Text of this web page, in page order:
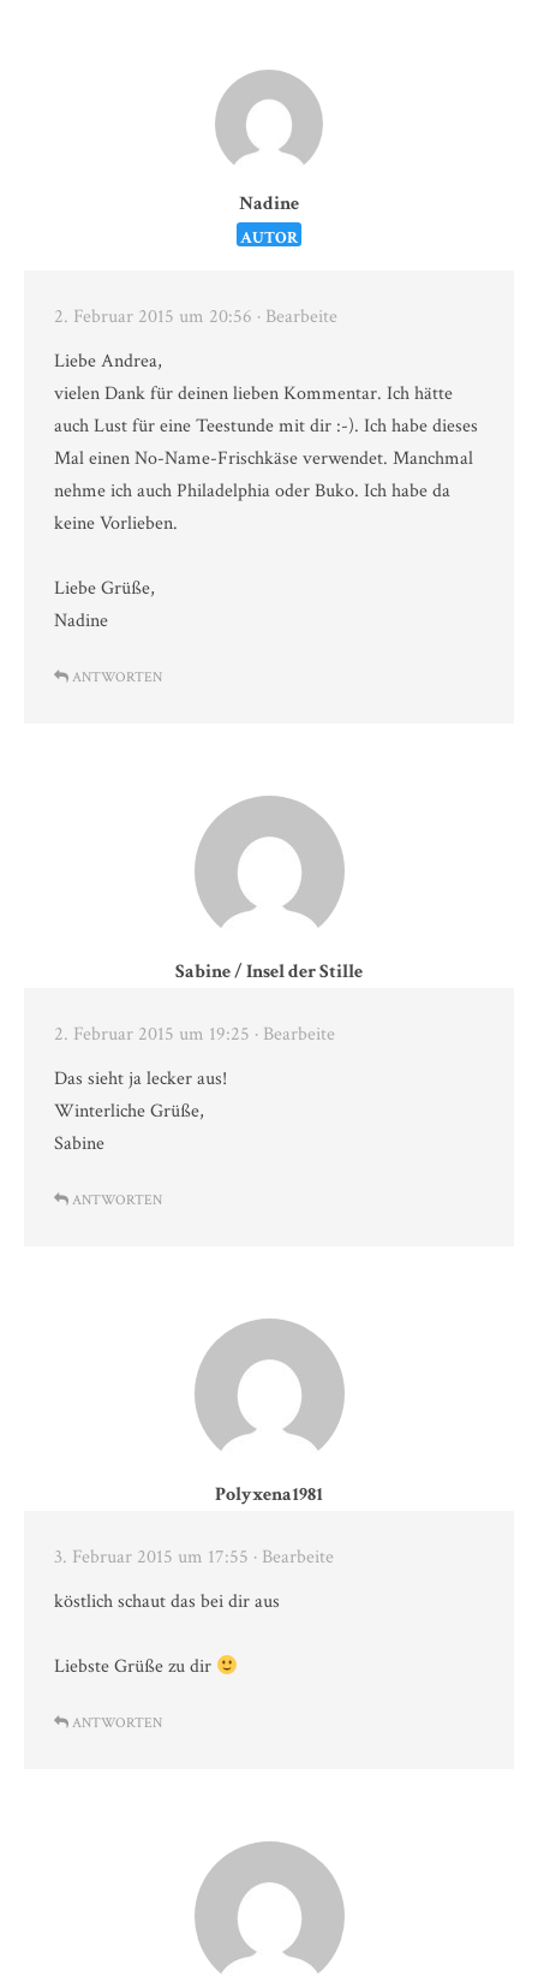
Nadine
AUTOR
2. Februar 2015 um 20:56 · Bearbeite
Liebe Andrea,
vielen Dank für deinen lieben Kommentar. Ich hätte
auch Lust für eine Teestunde mit dir :-). Ich habe dieses
Mal einen No-Name-Frischkäse verwendet. Manchmal
nehme ich auch Philadelphia oder Buko. Ich habe da
keine Vorlieben.
Liebe Grüße,
Nadine
ANTWORTEN
Sabine / Insel der Stille
2. Februar 2015 um 19:25 · Bearbeite
Das sieht ja lecker aus!
Winterliche Grüße,
Sabine
ANTWORTEN
Polyxena1981
3. Februar 2015 um 17:55 · Bearbeite
köstlich schaut das bei dir aus
Liebste Grüße zu dir
ANTWORTEN